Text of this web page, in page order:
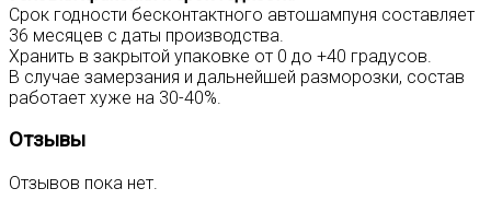
Срок годности бесконтактного автошампуня составляет
36 месяцев с даты производства.
Хранить в закрытой упаковке от 0 до +40 градусов.
В случае замерзания и дальнейшей разморозки, состав
работает хуже на 30-40%.
Отзывы
Отзывов пока нет.